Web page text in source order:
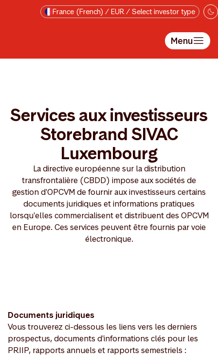
Passer au contenu principalFrance (French) / EUR / Select investor type
Menu
Services aux investisseurs
Storebrand SIVAC
Luxembourg
La directive européenne sur la distribution
transfrontalière (CBDD) impose aux sociétés de
gestion d'OPCVM de fournir aux investisseurs certains
documents juridiques et informations pratiques
lorsqu'elles commercialisent et distribuent des OPCVM
en Europe. Ces services peuvent être fournis par voie
électronique.
Documents juridiques
Vous trouverez ci-dessous les liens vers les derniers
prospectus, documents d'informations clés pour les
PRIIP, rapports annuels et rapports semestriels :